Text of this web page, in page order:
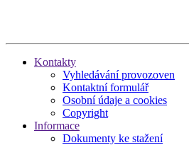
Kontakty
Vyhledávání provozoven
Kontaktní formulář
Osobní údaje a cookies
Copyright
Informace
Dokumenty ke stažení